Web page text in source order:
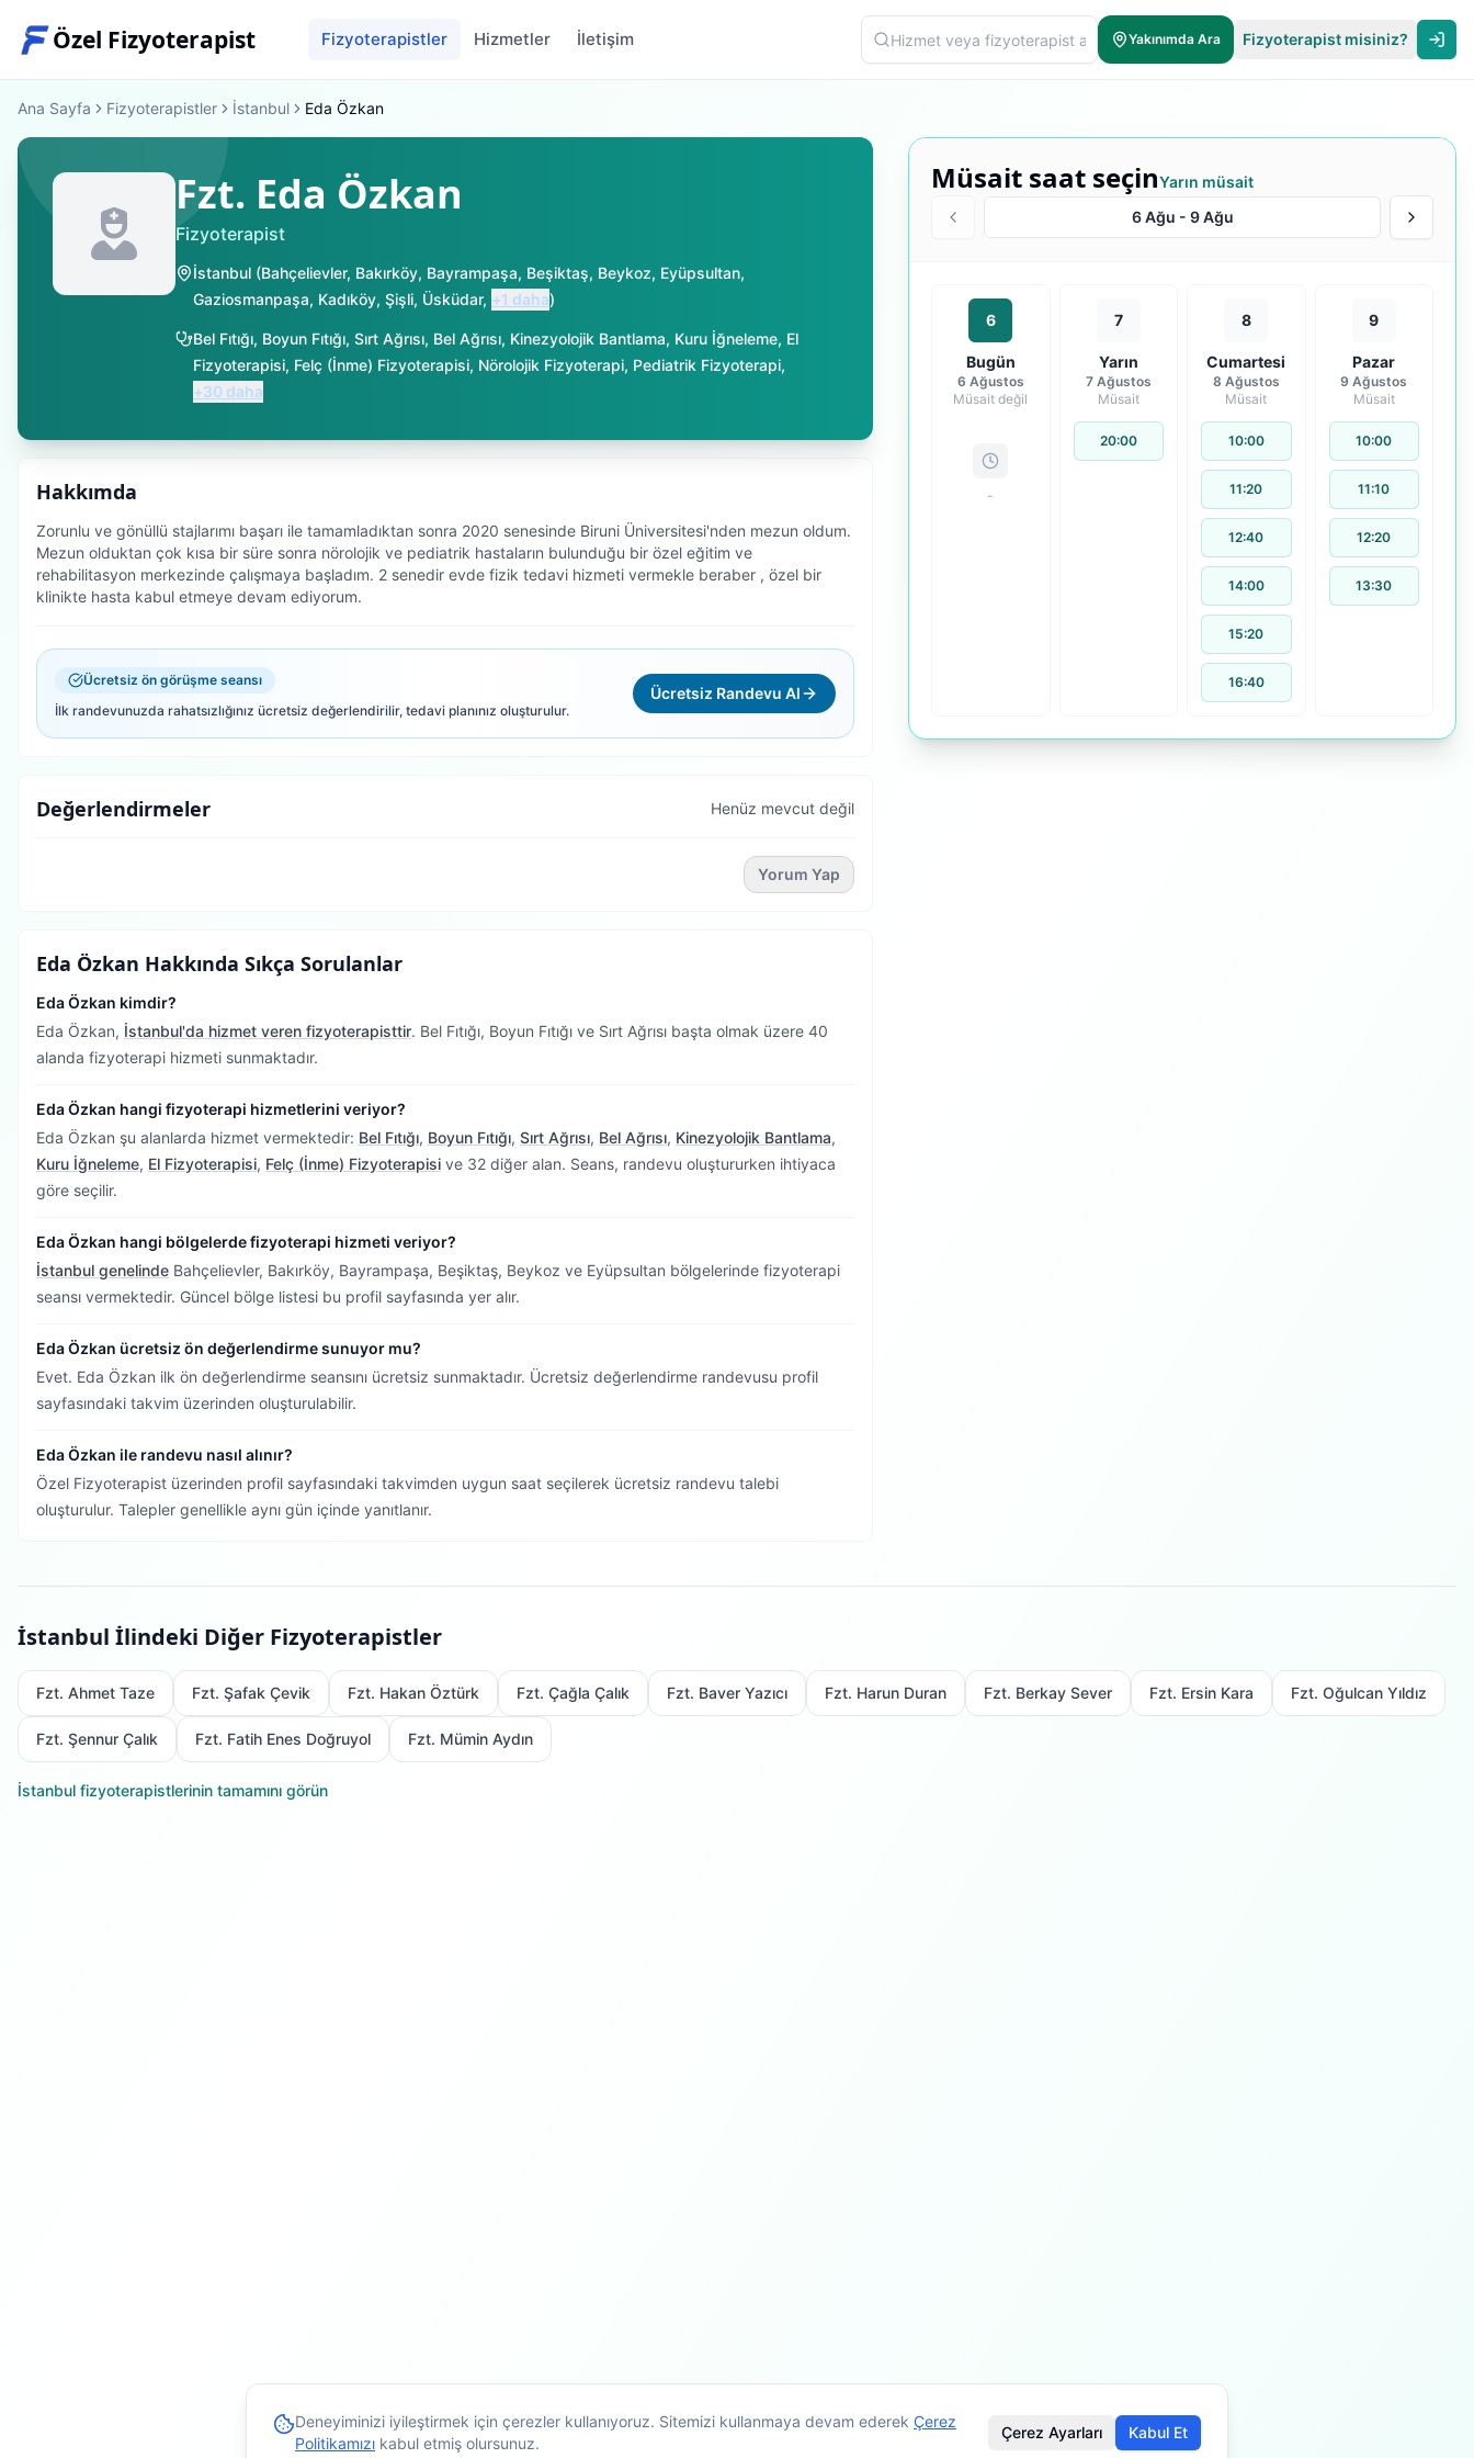
Özel Fizyoterapist Fizyoterapistler Hizmetler İletişim Yakınımda Ara Fizyoterapist misiniz?
Ana Sayfa Fizyoterapistler İstanbul Eda Özkan
Fzt. Eda Özkan
Fizyoterapist
İstanbul (Bahçelievler, Bakırköy, Bayrampaşa, Beşiktaş, Beykoz, Eyüpsultan,
Gaziosmanpaşa, Kadıköy, Şişli, Üsküdar, +1 daha)
Bel Fıtığı, Boyun Fıtığı, Sırt Ağrısı, Bel Ağrısı, Kinezyolojik Bantlama, Kuru İğneleme, El
Fizyoterapisi, Felç (İnme) Fizyoterapisi, Nörolojik Fizyoterapi, Pediatrik Fizyoterapi,
+30 daha
Hakkımda
Zorunlu ve gönüllü stajlarımı başarı ile tamamladıktan sonra 2020 senesinde Biruni Üniversitesi'nden mezun oldum.
Mezun olduktan çok kısa bir süre sonra nörolojik ve pediatrik hastaların bulunduğu bir özel eğitim ve
rehabilitasyon merkezinde çalışmaya başladım. 2 senedir evde fizik tedavi hizmeti vermekle beraber , özel bir
klinikte hasta kabul etmeye devam ediyorum.
Ücretsiz ön görüşme seansı
İlk randevunuzda rahatsızlığınız ücretsiz değerlendirilir, tedavi planınız oluşturulur.
Ücretsiz Randevu Al
Değerlendirmeler Henüz mevcut değil
Yorum Yap
Eda Özkan Hakkında Sıkça Sorulanlar
Eda Özkan kimdir?
Eda Özkan, İstanbul'da hizmet veren fizyoterapisttir. Bel Fıtığı, Boyun Fıtığı ve Sırt Ağrısı başta olmak üzere 40
alanda fizyoterapi hizmeti sunmaktadır.
Eda Özkan hangi fizyoterapi hizmetlerini veriyor?
Eda Özkan şu alanlarda hizmet vermektedir: Bel Fıtığı, Boyun Fıtığı, Sırt Ağrısı, Bel Ağrısı, Kinezyolojik Bantlama,
Kuru İğneleme, El Fizyoterapisi, Felç (İnme) Fizyoterapisi ve 32 diğer alan. Seans, randevu oluştururken ihtiyaca
göre seçilir.
Eda Özkan hangi bölgelerde fizyoterapi hizmeti veriyor?
İstanbul genelinde Bahçelievler, Bakırköy, Bayrampaşa, Beşiktaş, Beykoz ve Eyüpsultan bölgelerinde fizyoterapi
seansı vermektedir. Güncel bölge listesi bu profil sayfasında yer alır.
Eda Özkan ücretsiz ön değerlendirme sunuyor mu?
Evet. Eda Özkan ilk ön değerlendirme seansını ücretsiz sunmaktadır. Ücretsiz değerlendirme randevusu profil
sayfasındaki takvim üzerinden oluşturulabilir.
Eda Özkan ile randevu nasıl alınır?
Özel Fizyoterapist üzerinden profil sayfasındaki takvimden uygun saat seçilerek ücretsiz randevu talebi
oluşturulur. Talepler genellikle aynı gün içinde yanıtlanır.
Müsait saat seçinYarın müsait
6 Ağu - 9 Ağu
6
Bugün
6 Ağustos
Müsait değil
-
7
Yarın
7 Ağustos
Müsait
20:00
8
Cumartesi
8 Ağustos
Müsait
10:00
11:20
12:40
14:00
15:20
16:40
9
Pazar
9 Ağustos
Müsait
10:00
11:10
12:20
13:30
İstanbul İlindeki Diğer Fizyoterapistler
Fzt. Ahmet Taze Fzt. Şafak Çevik Fzt. Hakan Öztürk Fzt. Çağla Çalık Fzt. Baver Yazıcı Fzt. Harun Duran Fzt. Berkay Sever Fzt. Ersin Kara Fzt. Oğulcan Yıldız
Fzt. Şennur Çalık Fzt. Fatih Enes Doğruyol Fzt. Mümin Aydın
İstanbul fizyoterapistlerinin tamamını görün
Deneyiminizi iyileştirmek için çerezler kullanıyoruz. Sitemizi kullanmaya devam ederek Çerez
Politikamızı kabul etmiş olursunuz.
Çerez Ayarları Kabul Et